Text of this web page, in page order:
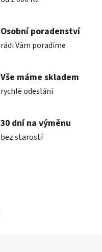
Osobní poradenství
rádi Vám poradíme
Vše máme skladem
rychlé odeslání
30 dní na výměnu
bez starostí